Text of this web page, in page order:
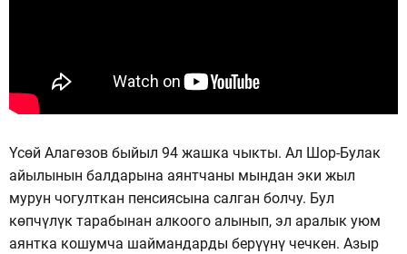
Үсөй Алагөзов быйыл 94 жашка чыкты. Ал Шор-Булак
айылынын балдарына аянтчаны мындан эки жыл
мурун чогулткан пенсиясына салган болчу. Бул
көпчүлүк тарабынан алкоого алынып, эл аралык уюм
аянтка кошумча шаймандарды берүүнү чечкен. Азыр